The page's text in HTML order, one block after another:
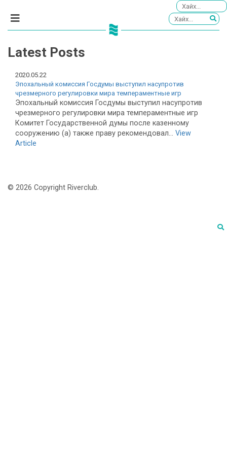
Latest Posts
2020.05.22
Эпохальный комиссия Госдумы выступил насупротив
чрезмерного регулировки мира темпераментные игр
Эпохальный комиссия Госдумы выступил насупротив
чрезмерного регулировки мира темпераментные игр
Комитет Государственной думы после казенному
сооружению (а) также праву рекомендовал... View
Article
© 2026 Copyright Riverclub.